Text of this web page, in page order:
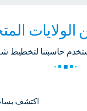
حاسبتنا لتخطيط